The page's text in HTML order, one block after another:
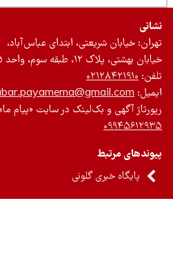
خیابان شریعتی، ابتدای عباس‌آباد،
بهشتی، پلاک ۱۲، طبقه سوم، واحد ۵
۰۲۱۲۸۴۲۱۹۱۰
khabar.payamema@gmail.com
آگهی و بک‌لینک در سایت «پیام ما»:
مرتبط
پایگاه خبری گلونی